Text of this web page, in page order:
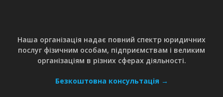
Наша організація надає повний спектр юридичних
послуг фізичним особам, підприємствам і великим
організаціям в різних сферах діяльності.
Безкоштовна консультація →